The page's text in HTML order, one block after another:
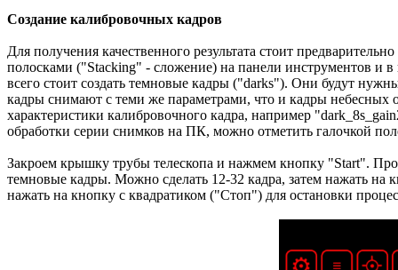
Создание калибровочных кадров
Для получения качественного результата стоит
полосками ("Stacking" - сложение) на панели инструментов и
всего стоит создать темновые кадры ("darks"). Они будут
кадры снимают с теми же параметрами, что и кадры небесных
характеристики калибровочного кадра, например
обработки серии снимков на ПК, можно отметить галочкой
Закроем крышку трубы телескопа и нажмем кнопку "Start".
темновые кадры. Можно сделать 12-32 кадра, затем нажать на
нажать на кнопку с квадратиком ("Стоп") для остановки